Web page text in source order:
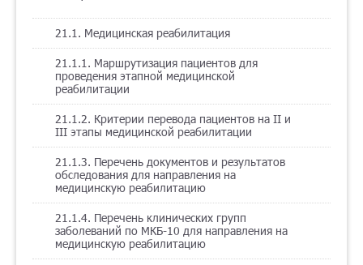
21.1. Медицинская реабилитация
21.1.1. Маршрутизация пациентов для
проведения этапной медицинской
реабилитации
21.1.2. Критерии перевода пациентов на II и
III этапы медицинской реабилитации
21.1.3. Перечень документов и результатов
обследования для направления на
медицинскую реабилитацию
21.1.4. Перечень клинических групп
заболеваний по МКБ-10 для направления на
медицинскую реабилитацию